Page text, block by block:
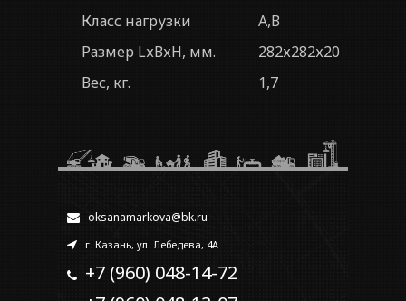
Класс нагрузки
A,В
Размер LхВхН, мм.
282х282х20
Вес, кг.
1,7
oksanamarkova@bk.ru
г. Казань, ул. Лебедева, 4А
+7 (960) 048-14-72